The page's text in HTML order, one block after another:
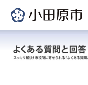
浄水管理
課
員会事
務局